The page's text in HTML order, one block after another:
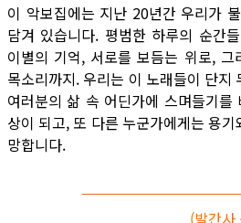
이 악보집에는 지난 20년간 우리가
담겨 있습니다. 평범한 하루의 순간
이별의 기억, 서로를 보듬는 위로,
목소리까지. 우리는 이 노래들이 단지
여러분의 삶 속 어딘가에 스며들기를
상이 되고, 또 다른 누군가에게는 용
망합니다.
(발간사